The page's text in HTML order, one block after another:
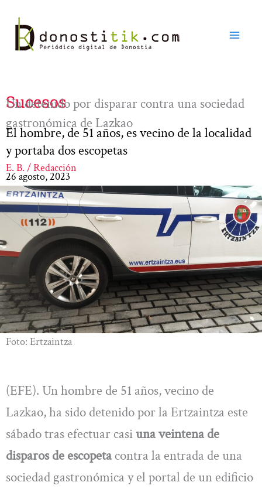
contenido
Sucesos
Un detenido por disparar contra una sociedad
gastronómica de Lazkao
El hombre, de 51 años, es vecino de la localidad
y portaba dos escopetas
E. B. / Redacción
26 agosto, 2023
Foto: Ertzaintza
(EFE). Un hombre de 51 años, vecino de
Lazkao, ha sido detenido por la Ertzaintza este
sábado tras efectuar casiuna veintena de
disparos de escopetacontra la entrada de una
sociedad gastronómica y el portal de un edificio